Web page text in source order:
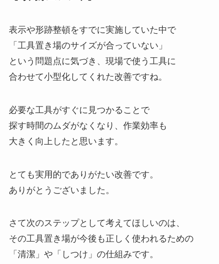
表示や形跡整頓をすでに実施していた中で
「工具置き場のサイズが合っていない」
という問題点に気づき、現場で使う工具に
合わせて小型化してくれた改善ですね。
必要な工具がすぐに見つかることで
探す時間のムダがなくなり、作業効率も
大きく向上したと思います。
とても実用的でありがたい改善です。
ありがとうございました。
さて次のステップとして考えてほしいのは、
その工具置き場が今後も正しく使われるための
「清潔」や「しつけ」の仕組みです。